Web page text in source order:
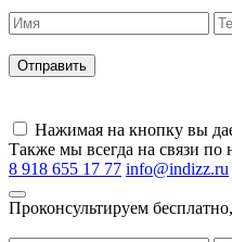
Нажимая на кнопку вы
Также мы всегда на связи
8 918 655 17 77 info@indizz.ru
Проконсультируем